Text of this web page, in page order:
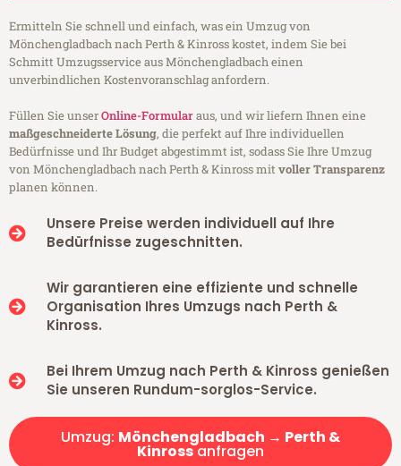
Ermitteln Sie schnell und einfach, was ein Umzug von
Mönchengladbach nach Perth & Kinross kostet, indem Sie bei
Schmitt Umzugsservice aus Mönchengladbach einen
unverbindlichen Kostenvoranschlag anfordern.
Füllen Sie unserOnline-Formularaus, und wir liefern Ihnen eine
maßgeschneiderte Lösung, die perfekt auf Ihre individuellen
Bedürfnisse und Ihr Budget abgestimmt ist, sodass Sie Ihre Umzug
von Mönchengladbach nach Perth & Kinross mitvoller Transparenz
planen können.
Unsere Preise werden individuell auf Ihre
Bedürfnisse zugeschnitten.
Wir garantieren eine effiziente und schnelle
Organisation Ihres Umzugs nach Perth &
Kinross.
Bei Ihrem Umzug nach Perth & Kinross genießen
Sie unseren Rundum-sorglos-Service.
Umzug: Mönchengladbach → Perth &
Kinrossanfragen